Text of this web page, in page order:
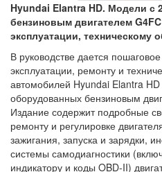
Hyundai Elantra HD. Модели с
бензиновым двигателем
эксплуатации, техническому
В руководстве дается
эксплуатации, ремонту и
автомобилей Hyundai Elantra
оборудованных бензиновым
Издание содержит подробные
ремонту и регулировке
зажигания, запуска и зарядки,
системы самодиагностики
индикатору и коды OBD-II)